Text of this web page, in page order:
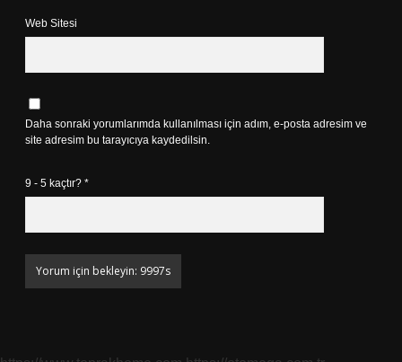
Web Sitesi
Daha sonraki yorumlarımda kullanılması için adım, e-posta adresim ve
site adresim bu tarayıcıya kaydedilsin.
9 - 5 kaçtır? *